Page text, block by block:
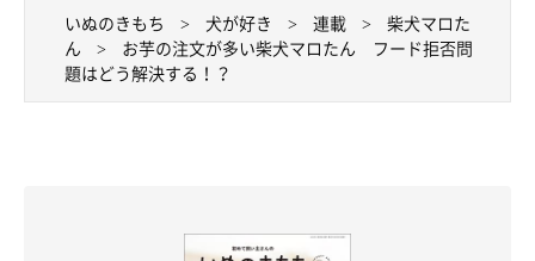
いぬのきもち 犬が好き 連載
柴犬マロた
ん
お芋の注文が多い柴犬マロたん フード拒否問
題はどう解決する！？